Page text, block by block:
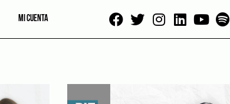
MI CUENTA